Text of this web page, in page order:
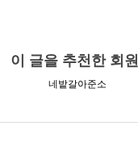
이 글을 추천한 회원
네밭갈아준소